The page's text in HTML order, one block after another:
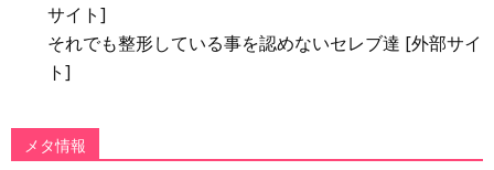
サイト]
それでも整形している事を認めないセレブ達 [外部サイ
ト]
メタ情報